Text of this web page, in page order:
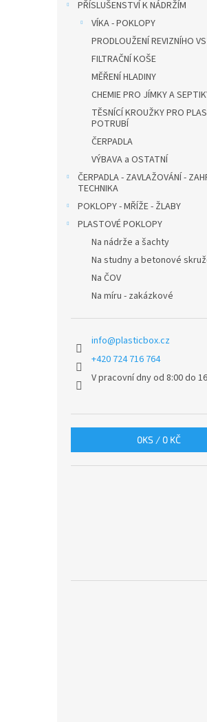
PŘÍSLUŠENSTVÍ K NÁDRŽÍM
VÍKA - POKLOPY
PRODLOUŽENÍ REVIZNÍHO
FILTRAČNÍ KOŠE
MĚŘENÍ HLADINY
CHEMIE PRO JÍMKY A
TĚSNÍCÍ KROUŽKY PRO
POTRUBÍ
ČERPADLA
VÝBAVA a OSTATNÍ
ČERPADLA - ZAVLAŽOVÁNÍ -
TECHNIKA
POKLOPY - MŘÍŽE - ŽLABY
PLASTOVÉ POKLOPY
Na nádrže a šachty
Na studny a betonové
Na ČOV
Na míru - zakázkové
info@plasticbox.cz
+420 724 716 764
V pracovní dny od 8:00 do
0KS / 0 KČ